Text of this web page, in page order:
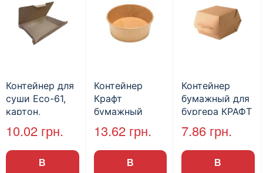
Контейнер для
суши Eco-61,
картон,
2800мл
(100шт/пак)
10.02 грн.
В
Контейнер
Крафт
бумажный
1000мл, без
крышки, шт
(50шт/пак)
13.62 грн.
В
Контейнер
бумажный для
бургера КРАФТ
145х145х90мм
(50шт/пак)
7.86 грн.
В